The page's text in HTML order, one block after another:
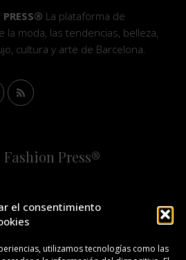
el consentimiento
utilizamos tecnologías como las
La plataforma de
moda, las tendencias, belleza,
cultura y arte de Barcelona.
Press®
FASHION NEWS!